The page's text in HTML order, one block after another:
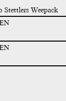
Weepack